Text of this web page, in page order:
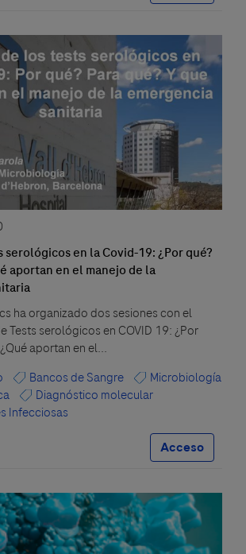
serológicos en la Covid-19: ¿Por qué?
aportan en el manejo de la
ha organizado dos sesiones con el
Tests serológicos en COVID 19: ¿Por
aportan en el...
Bancos de Sangre
Microbiología
Diagnóstico molecular
Infecciosas
Acceso